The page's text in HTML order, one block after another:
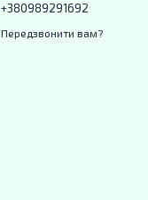
+380989291692
Передзвонити вам?